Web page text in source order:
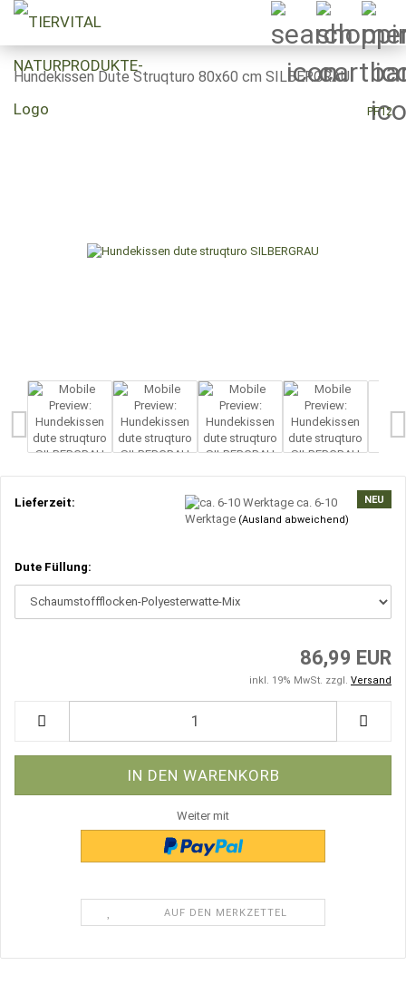
Hundekissen Dute Struqturo 80x60 cm SILBERGRAU
PF12
NEU
Lieferzeit:
ca. 6-10
Werktage (Ausland abweichend)
Dute Füllung:
86,99 EUR
inkl. 19% MwSt. zzgl. Versand
Weiter mit
AUF DEN MERKZETTEL